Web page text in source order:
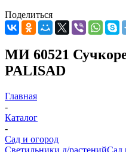
Поделиться
МИ 60521
PALISAD
Главная
-
Каталог
-
Сад и огород
Светильники д/растенийСад